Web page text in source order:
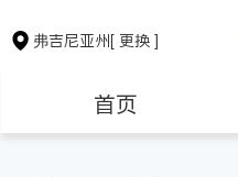
弗吉尼亚州[ 更换 ]
首页